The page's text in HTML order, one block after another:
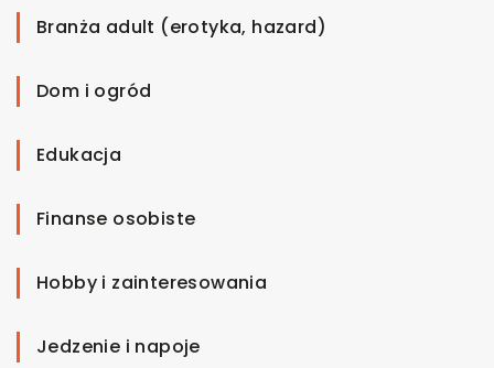
Branża adult (erotyka, hazard)
Dom i ogród
Edukacja
Finanse osobiste
Hobby i zainteresowania
Jedzenie i napoje